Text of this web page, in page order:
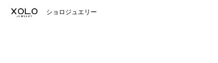
ショロジュエリー